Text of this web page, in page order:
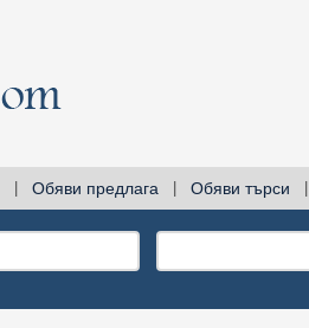
Обяви предлага Обяви търси